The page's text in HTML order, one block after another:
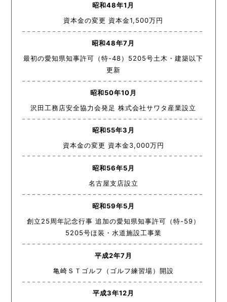
昭和48年1月
資本金の変更 資本金1,500万円
昭和48年7月
最初の愛知県知事許可（特-48）5205号土木・建築以下
更新
昭和50年10月
沢田工務店安全協力会発足 株式会社サワタ産業設立
昭和55年3月
資本金の変更 資本金3,000万円
昭和56年5月
名古屋支店設立
昭和59年5月
創立25周年記念行事 追加の愛知県知事許可（特-59）
5205号ほ装・水道施設工事業
平成2年7月
亀崎ＳＴゴルフ（ゴルフ練習場）開設
平成3年12月